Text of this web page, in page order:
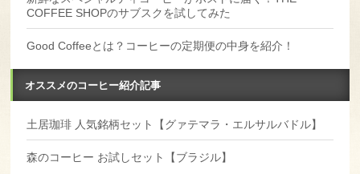
COFFEE SHOPのサブスクを試してみた
Good Coffeeとは？コーヒーの定期便の中身を紹介！
オススメのコーヒー紹介記事
土居珈琲 人気銘柄セット【グァテマラ・エルサルバドル】
森のコーヒー お試しセット【ブラジル】